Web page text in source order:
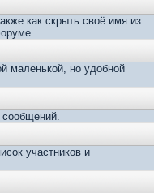
как скрыть своё имя из
маленькой, но удобной
сообщений.
участников и